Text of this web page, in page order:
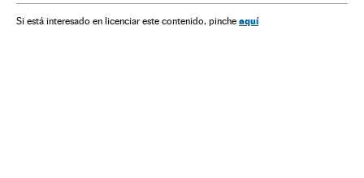
Si está interesado en licenciar este contenido, pinche aquí